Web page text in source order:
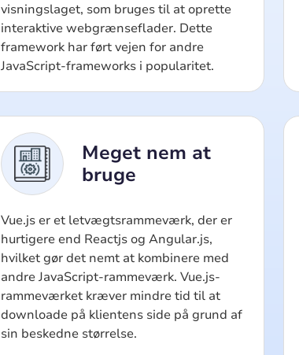
visningslaget, som bruges til at oprette
interaktive webgrænseflader. Dette
framework har ført vejen for andre
JavaScript-frameworks i popularitet.
Meget nem at
bruge
Vue.js er et letvægtsrammeværk, der er
hurtigere end Reactjs og Angular.js,
hvilket gør det nemt at kombinere med
andre JavaScript-rammeværk. Vue.js-
rammeværket kræver mindre tid til at
downloade på klientens side på grund af
sin beskedne størrelse.